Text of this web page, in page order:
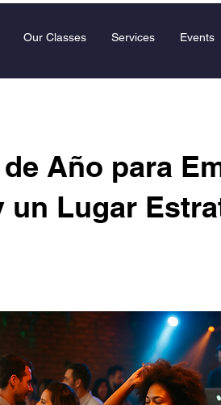
Our Classes Services Events
Año para
un Lugar